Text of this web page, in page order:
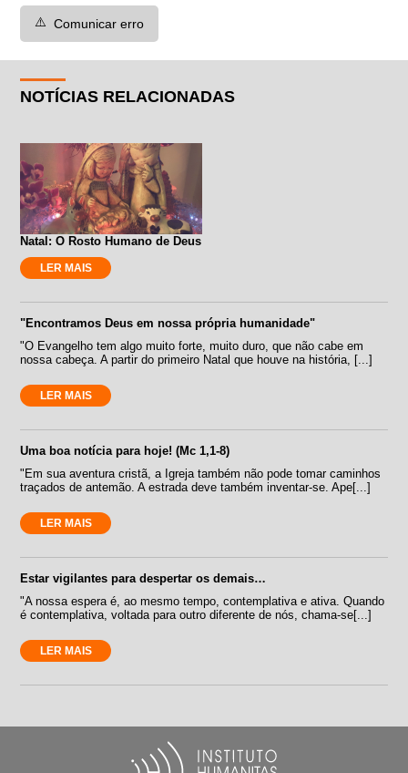
⚠️ Comunicar erro
NOTÍCIAS RELACIONADAS
Natal: O Rosto Humano de Deus
LER MAIS
"Encontramos Deus em nossa própria humanidade"
"O Evangelho tem algo muito forte, muito duro, que não cabe em
nossa cabeça. A partir do primeiro Natal que houve na história, [...]
LER MAIS
Uma boa notícia para hoje! (Mc 1,1-8)
"Em sua aventura cristã, a Igreja também não pode tomar caminhos
traçados de antemão. A estrada deve também inventar-se. Ape[...]
LER MAIS
Estar vigilantes para despertar os demais…
"A nossa espera é, ao mesmo tempo, contemplativa e ativa. Quando
é contemplativa, voltada para outro diferente de nós, chama-se[...]
LER MAIS